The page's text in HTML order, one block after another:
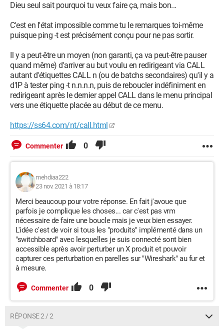
Dieu seul sait pourquoi tu veux faire ça, mais bon...
C'est en l'état impossible comme tu le remarques toi-même
puisque ping -t est précisément conçu pour ne pas sortir.
Il y a peut-être un moyen (non garanti, ça va peut-être pauser
quand même) d'arriver au but voulu en redirigeant via CALL
autant d'étiquettes CALL n (ou de batchs secondaires) qu'il y a
d'IP à tester ping -t n.n.n.n, puis de reboucler indéfiniment en
redirigeant après le dernier appel CALL dans le menu principal
vers une étiquette placée au début de ce menu.
https://ss64.com/nt/call.html
Commenter 0
mehdiaa222
23 nov. 2021 à 18:17
Merci beaucoup pour votre réponse. En fait j'avoue que
parfois je complique les choses... car c'est pas vrm
nécessaire de faire une boucle mais je veux bien essayer.
L'idée c'est de voir si tous les "produits" implémenté dans un
"switchboard" avec lesquelles je suis connecté sont bien
accessible après avoir perturber un X produit et pouvoir
capturer ces perturbation en parelles sur "Wireshark" au fur et
à mesure.
Commenter 0
RÉPONSE 2 / 2